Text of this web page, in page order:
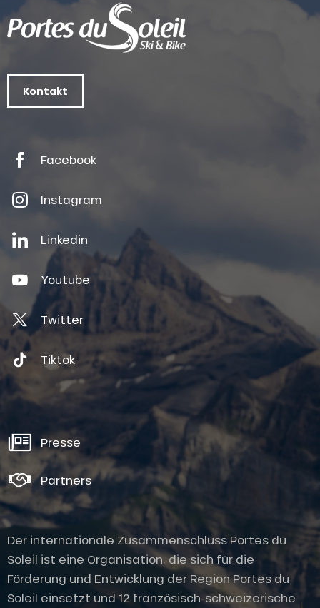
Kontakt
Facebook
Instagram
Linkedin
Youtube
Twitter
Tiktok
Presse
Partners
Der internationale Zusammenschluss Portes du
Soleil ist eine Organisation, die sich für die
Förderung und Entwicklung der Region Portes du
Soleil einsetzt und 12 französisch-schweizerische